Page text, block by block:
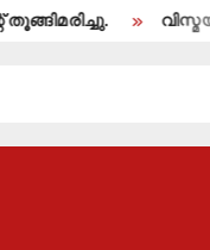
വിസ്മയ